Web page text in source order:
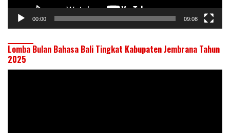
00:00 09:08
Lomba Bulan Bahasa Bali Tingkat Kabupaten Jembrana Tahun
2025